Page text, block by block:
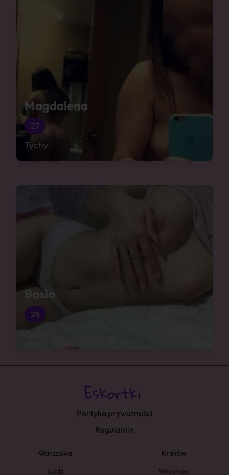
Magdalena
27
Tychy
Basia
28
Tychy
Polityka prywatności
Regulamin
Warszawa
Kraków
Łódź
Wrocław